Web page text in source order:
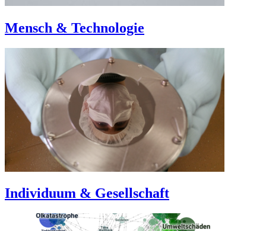
Mensch & Technologie
Individuum & Gesellschaft